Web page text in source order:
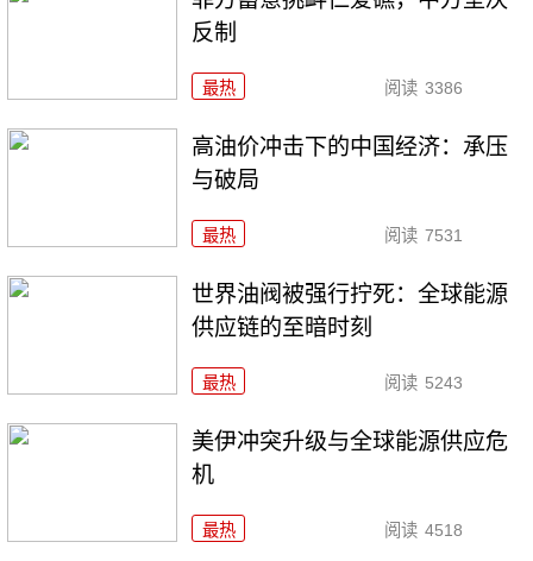
反制
最热 阅读 3386
高油价冲击下的中国经济：承压
与破局
最热 阅读 7531
世界油阀被强行拧死：全球能源
供应链的至暗时刻
最热 阅读 5243
美伊冲突升级与全球能源供应危
机
最热 阅读 4518